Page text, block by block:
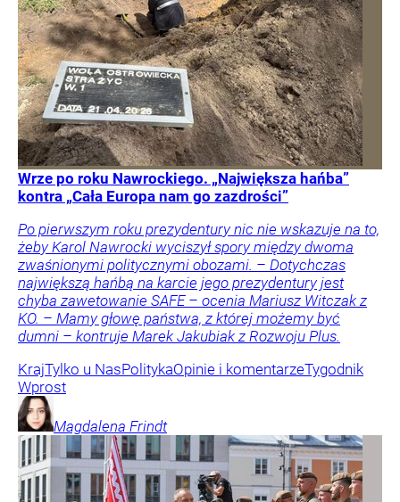
Wrze po roku Nawrockiego. „Największa hańba”
kontra „Cała Europa nam go zazdrości”
Po pierwszym roku prezydentury nic nie wskazuje na to,
żeby Karol Nawrocki wyciszył spory między dwoma
zwaśnionymi politycznymi obozami. – Dotychczas
największą hańbą na karcie jego prezydentury jest
chyba zawetowanie SAFE – ocenia Mariusz Witczak z
KO. – Mamy głowę państwa, z której możemy być
dumni – kontruje Marek Jakubiak z Rozwoju Plus.
KrajTylko u NasPolitykaOpinie i komentarzeTygodnik
Wprost
Magdalena Frindt